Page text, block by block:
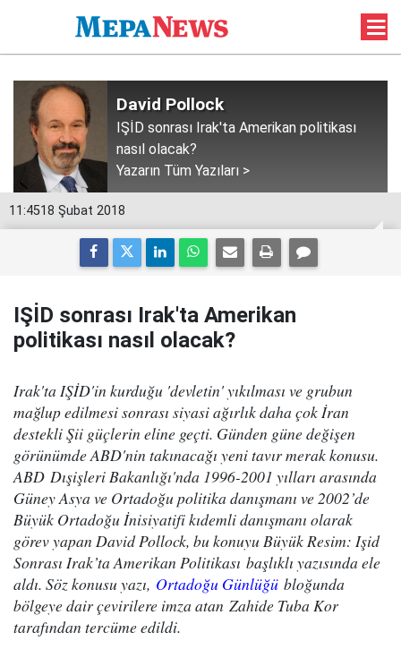
David Pollock
IŞİD sonrası Irak'ta Amerikan politikası
nasıl olacak?
Yazarın Tüm Yazıları >
11:4518 Şubat 2018
IŞİD sonrası Irak'ta Amerikan
politikası nasıl olacak?
Irak'ta IŞİD'in kurduğu 'devletin' yıkılması ve grubun
mağlup edilmesi sonrası siyasi ağırlık daha çok İran
destekli Şii güçlerin eline geçti. Günden güne değişen
görünümde ABD'nin takınacağı yeni tavır merak konusu.
ABD Dışişleri Bakanlığı'nda 1996-2001 yılları arasında
Güney Asya ve Ortadoğu politika danışmanı ve 2002’de
Büyük Ortadoğu İnisiyatifi kıdemli danışmanı olarak
görev yapan David Pollock, bu konuyu Büyük Resim: Işid
Sonrası Irak’ta Amerikan Politikası başlıklı yazısında ele
aldı. Söz konusu yazı, Ortadoğu Günlüğü bloğunda
bölgeye dair çevirilere imza atan Zahide Tuba Kor
tarafından tercüme edildi.